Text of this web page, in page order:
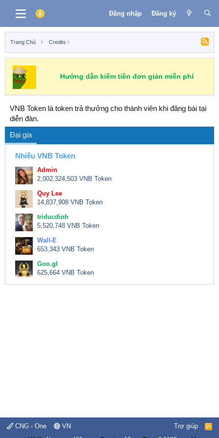
Đăng nhập Đăng ký
Trang Chủ Credits
Hướng dẫn kiếm tiền đơn giản miễn phí
VNB Token là token trả thưởng cho thành viên khi đăng bài tại
diễn đàn.
Đại gia
Nhiều VNB Token
Admin
2,002,324,503 VNB Token
Quy Lee
14,837,908 VNB Token
triducdinh
5,520,748 VNB Token
Wall-E
653,343 VNB Token
Goo.gl
625,664 VNB Token
CNG - One VN Trợ giúp
R